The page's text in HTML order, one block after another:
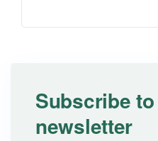
Subscribe
newsletter